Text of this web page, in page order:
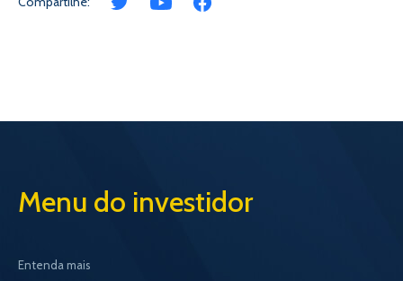
Menu do investidor
Entenda mais